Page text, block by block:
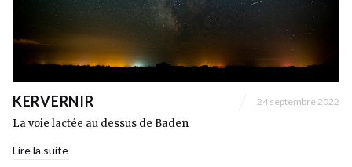
KERVERNIR 24 septembre 2022
La voie lactée au dessus de Baden
Lire la suite